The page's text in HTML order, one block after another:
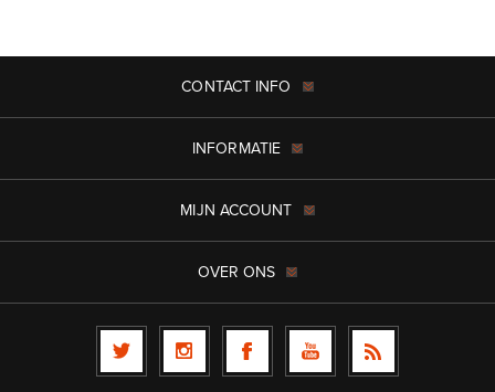
CONTACT INFO
INFORMATIE
MIJN ACCOUNT
OVER ONS